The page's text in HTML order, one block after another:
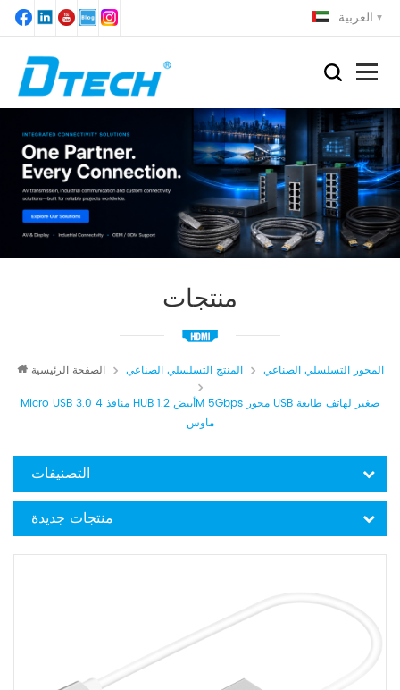
العربية
منتجات
الصفحة الرئيسية المنتج التسلسلي الصناعي
المحور التسلسلي الصناعي
Micro USB 3.0 4 منافذ HUB أبيض 1.2M 5Gbps محور USB صغير لهاتف طابعة
ماوس
التصنيفات
منتجات جديدة